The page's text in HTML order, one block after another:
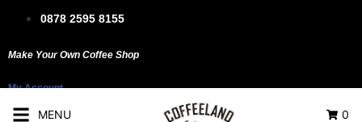
content
0878 2595 8155
Make Your Own Coffee Shop
My Account
MENU 0